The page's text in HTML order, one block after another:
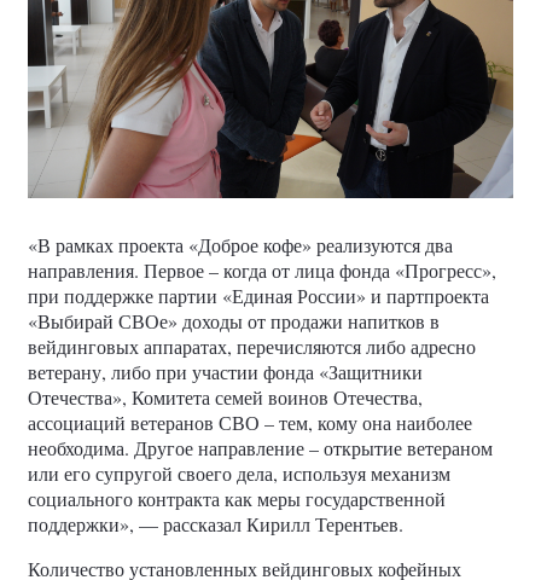
«В рамках проекта «Доброе кофе» реализуются два
направления. Первое – когда от лица фонда «Прогресс»,
при поддержке партии «Единая России» и партпроекта
«Выбирай СВОе» доходы от продажи напитков в
вейдинговых аппаратах, перечисляются либо адресно
ветерану, либо при участии фонда «Защитники
Отечества», Комитета семей воинов Отечества,
ассоциаций ветеранов СВО – тем, кому она наиболее
необходима. Другое направление – открытие ветераном
или его супругой своего дела, используя механизм
социального контракта как меры государственной
поддержки», — рассказал Кирилл Терентьев.
Количество установленных вейдинговых кофейных